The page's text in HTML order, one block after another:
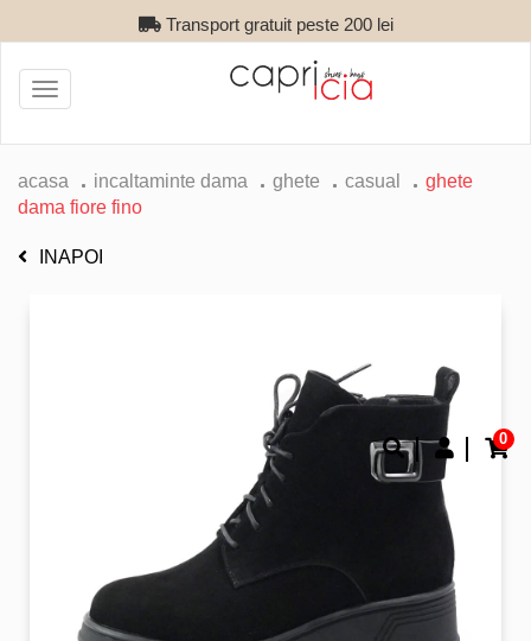
Transport gratuit peste 200 lei
0
Toggle
navigation
acasa incaltaminte dama ghete casual
ghete
dama fiore fino
INAPOI